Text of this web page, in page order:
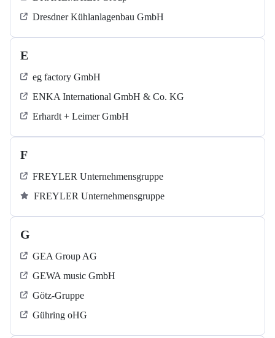
Dresdner Kühlanlagenbau GmbH
E
eg factory GmbH
ENKA International GmbH & Co. KG
Erhardt + Leimer GmbH
F
FREYLER Unternehmensgruppe
FREYLER Unternehmensgruppe
G
GEA Group AG
GEWA music GmbH
Götz-Gruppe
Gühring oHG